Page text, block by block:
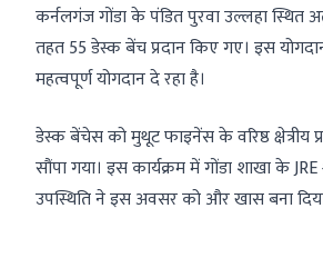
कर्नलगंज गोंडा के पंडित पुरवा उल्लहा स्थित
तहत 55 डेस्क बेंच प्रदान किए गए। इस
महत्वपूर्ण योगदान दे रहा है।
डेस्क बेंचेस को मुथूट फाइनेंस के वरिष्ठ क्षेत्रीय
सौंपा गया। इस कार्यक्रम में गोंडा शाखा के
उपस्थिति ने इस अवसर को और खास बना